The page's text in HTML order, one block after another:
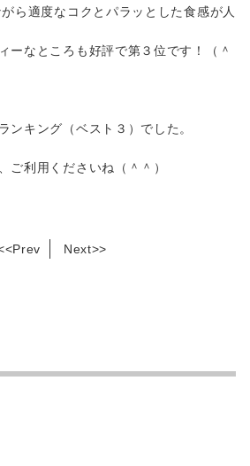
ら適度なコクとパラッとした食感が人
ーなところも好評で第３位です！（＾
ンキング（ベスト３）でした。
ご利用くださいね（＾＾）
Prev Next>>